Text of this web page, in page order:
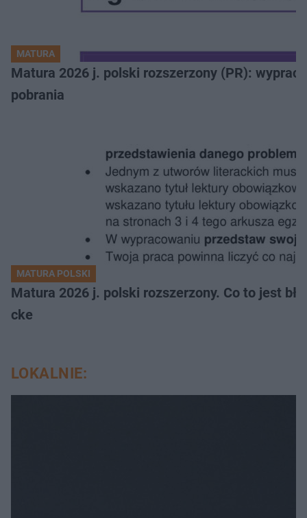
MATURA
Matura 2026 j. polski rozszerzony (PR):
pobrania
MATURA POLSKI
Matura 2026 j. polski rozszerzony. Co to jest
cke
LOKALNIE: